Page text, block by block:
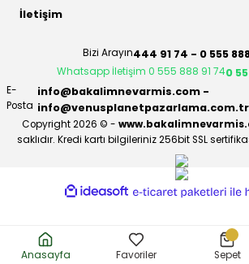
İletişim
Bizi Arayın444 91 74 - 0 555
Whatsapp İletişim 0 555 888 91 740
E-
Posta
info@bakalimnevarmis.com -
info@venusplanetpazarlama.com.tr
Copyright 2026 © -
saklıdır. Kredi kartı bilgileriniz 256bit SSL
Anasayfa Favoriler Sepet
ideasoft
e-